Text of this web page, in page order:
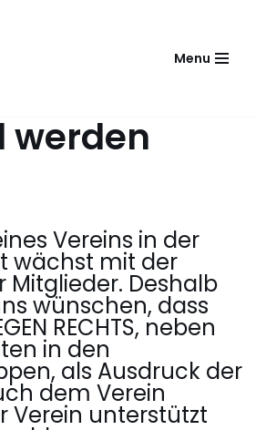
Menu
werden
Vereins in der
wächst mit der
Mitglieder. Deshalb
wünschen, dass
RECHTS, neben
in den
als Ausdruck der
dem Verein
Verein unterstützt